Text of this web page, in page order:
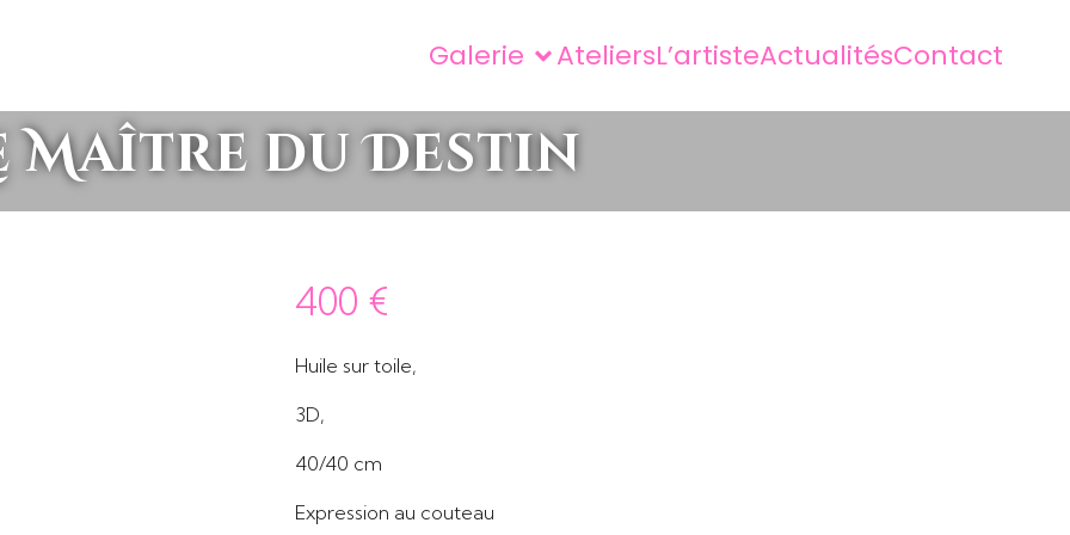
Galerie AteliersL’artisteActualitésContact
Maître du Destin
400 €
Huile sur toile,
3D,
40/40 cm
Expression au couteau